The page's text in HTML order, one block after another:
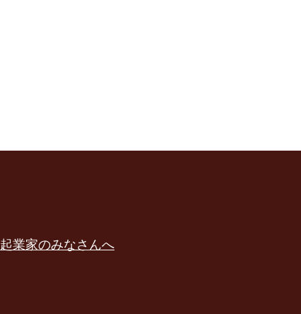
起業家のみなさんへ